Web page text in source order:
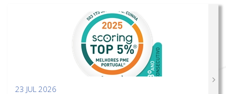
23 JUL 2026